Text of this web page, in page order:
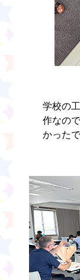
学校の
作なの
かった